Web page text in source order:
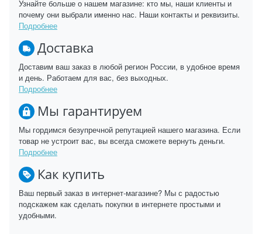
Узнайте больше о нашем магазине: кто мы, наши клиенты и
почему они выбрали именно нас. Наши контакты и реквизиты.
Подробнее
Доставка
Доставим ваш заказ в любой регион России, в удобное время
и день. Работаем для вас, без выходных.
Подробнее
Мы гарантируем
Мы гордимся безупречной репутацией нашего магазина. Если
товар не устроит вас, вы всегда сможете вернуть деньги.
Подробнее
Как купить
Ваш первый заказ в интернет-магазине? Мы с радостью
подскажем как сделать покупки в интернете простыми и
удобными.